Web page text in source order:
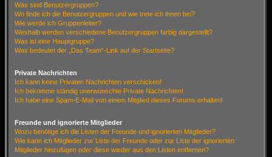
Was sind Benutzergruppen?
Wo finde ich die Benutzergruppen und wie trete ich ihnen bei?
Wie werde ich Gruppenleiter?
Weshalb werden verschiedene Benutzergruppen farbig dargestellt?
Was ist eine Hauptgruppe?
Was bedeutet der „Das Team“-Link auf der Startseite?
Private Nachrichten
Ich kann keine Privaten Nachrichten verschicken!
Ich bekomme ständig unerwünschte Private Nachrichten!
Ich habe eine Spam-E-Mail von einem Mitglied dieses Forums erhalten!
Freunde und ignorierte Mitglieder
Wozu benötige ich die Listen der Freunde und ignorierten Mitglieder?
Wie kann ich Mitglieder zur Liste der Freunde oder zur Liste der ignorierten
Mitglieder hinzufügen oder diese wieder aus den Listen entfernen?